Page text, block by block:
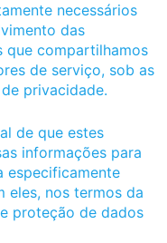
necessários
das
que compartilhamos
de serviço, sob as
privacidade.
de que estes
informações para
especificamente
eles, nos termos da
proteção de dados